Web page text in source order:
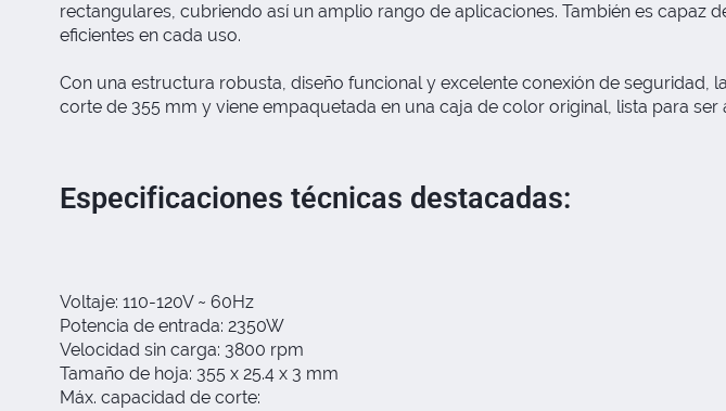
rectangulares, cubriendo así un amplio rango de aplicaciones. También es
eficientes en cada uso.
Con una estructura robusta, diseño funcional y excelente conexión de seguridad,
corte de 355 mm y viene empaquetada en una caja de color original, lista para
Especificaciones técnicas destacadas:
Voltaje: 110-120V ~ 60Hz
Potencia de entrada: 2350W
Velocidad sin carga: 3800 rpm
Tamaño de hoja: 355 x 25.4 x 3 mm
Máx. capacidad de corte: